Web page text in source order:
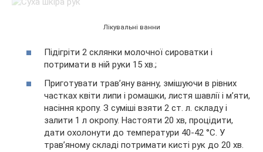
Лікувальні ванни
Підігріти 2 склянки молочної сироватки і
потримати в ній руки 15 хв.;
Приготувати трав’яну ванну, змішуючи в рівних
частках квіти липи і ромашки, листя шавлії і м’яти,
насіння кропу. З суміші взяти 2 ст. л. складу і
залити 1 л окропу. Настояти 20 хв, процідити,
дати охолонути до температури 40-42 °C. У
трав’яному складі потримати кисті рук до 20 хв.